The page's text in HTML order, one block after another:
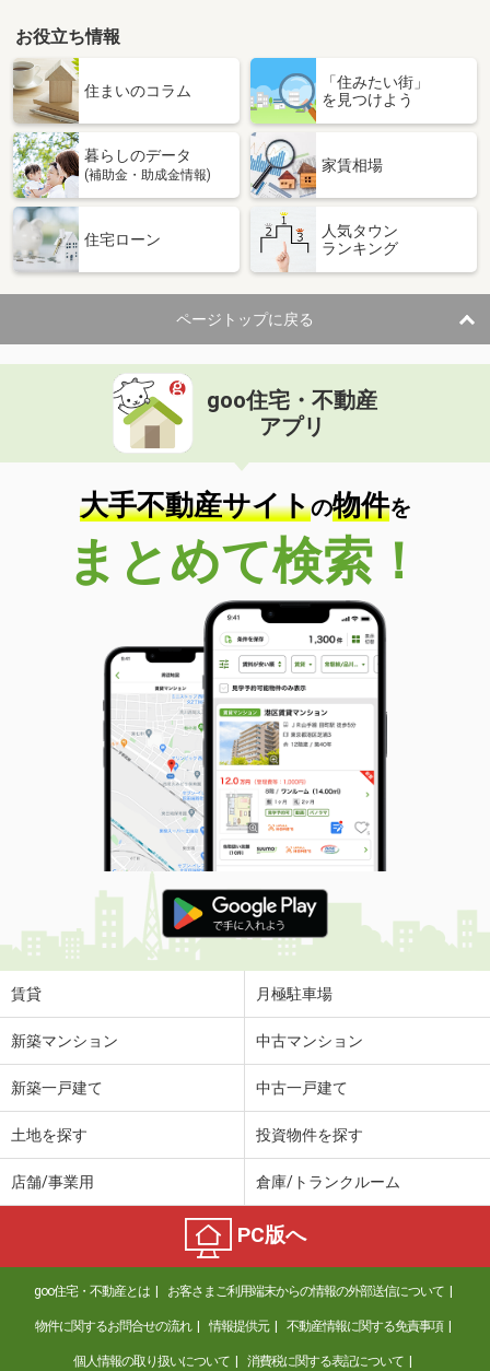
長野県松本市小屋北１丁目
価 格
6.70万円
長野県松本市小屋北１丁目
専有面積 33.39m²
間取り
長野県長野市上松２丁目
住 所
長野県長野市上松２丁目
専有面積 53.46m²
間取り
2LDK
長野県長野市大字稲葉中千田
価 格
住 所
長野県長野市大字稲葉中千田
専有面積 31.39m²
間取り
ワンルーム
長野県松本市浅間温泉２
価 格
4.80万円
長野県松本市浅間温泉２
20.81m²
間取り
1K
長野県松本市波田
価 格
5.10万円
住 所
長野県松本市波田
専有面積 51.05m²
間取り
2DK
長野県松本市浅間温泉２
価 格
4.90万円
住 所
長野県松本市浅間温泉２
専有面積
長野県松本市沢村３
5.20万円
長野県飯田市鼎切石
7.15万円
住 所
長野県飯田市鼎切石
専有面積 58.94m²
間取り
2LDK
長野県松本市平田西１
お役立ち情報
住まいのコラム
「住みたい街」
を見つけよう
暮らしのデータ
(補助金・助成金情報)
家賃相場
住宅ローン
人気タウン
ランキング
ページトップに戻る
goo住宅・不動産
アプリ
大手不動産サイトの物件を
まとめて検索！
賃貸 月極駐車場
新築マンション 中古マンション
新築一戸建て 中古一戸建て
土地を探す 投資物件を探す
店舗/事業用 倉庫/トランクルーム
PC版へ
goo住宅・不動産とは お客さまご利用端末からの情報の外部送信について
物件に関するお問合せの流れ 情報提供元 不動産情報に関する免責事項
個人情報の取り扱いについて 消費税に関する表記について